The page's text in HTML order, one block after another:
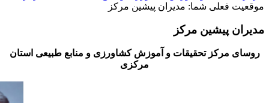
موقعیت فعلی شما: مدیران پیشین مرکز
مدیران پیشین مرکز
روسای مرکز تحقیقات و آموزش کشاورزی و منابع طبیعی استان
مرکزی